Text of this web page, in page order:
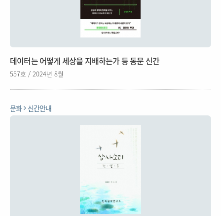
데이터는 어떻게 세상을 지배하는가 등 동문 신간
557호 / 2024년 8월
문화 신간안내